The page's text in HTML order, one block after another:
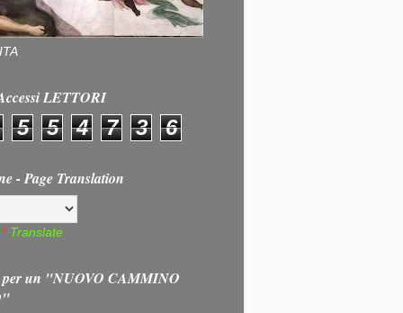
LETTORI
5 5 4 7 3 6
- Page Translation
Translate
per un "NUOVO CAMMINO